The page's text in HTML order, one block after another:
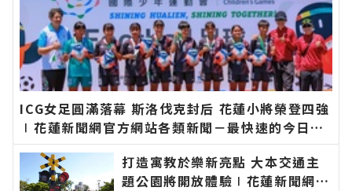
ICG女足圓滿落幕 斯洛伐克封后 花蓮小將榮登四強
∣花蓮新聞網官方網站各類新聞－最快速的今日新
聞報導 最新的在地資訊！
打造寓教於樂新亮點 大本交通主
題公園將開放體驗∣花蓮新聞網官